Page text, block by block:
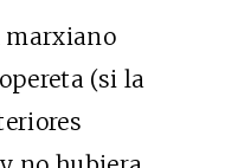
marxiano
(si la